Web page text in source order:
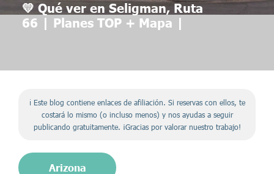
💛 Qué ver en Seligman, Ruta
66 | Planes TOP + Mapa |
ℹ️ Este blog contiene enlaces de afiliación. Si reservas con ellos, te
costará lo mismo (o incluso menos) y nos ayudas a seguir
publicando gratuitamente. ¡Gracias por valorar nuestro trabajo!
Arizona